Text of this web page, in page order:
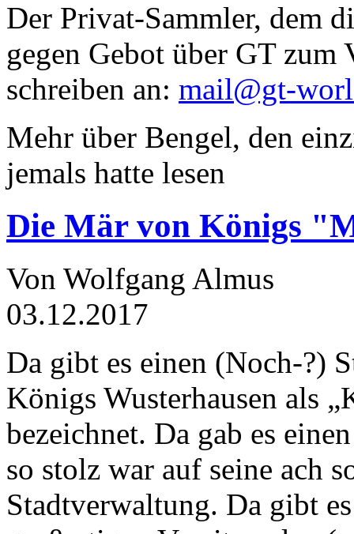
Der Privat-Sammler, dem
gegen Gebot über GT zum
schreiben an: mail@gt-
Mehr über Bengel, den
jemals hatte lesen
Die Mär von Königs
Von Wolfgang Almus
03.12.2017
Da gibt es einen (Noch-?)
Königs Wusterhausen als
bezeichnet. Da gab es
so stolz war auf seine ach
Stadtverwaltung. Da gibt